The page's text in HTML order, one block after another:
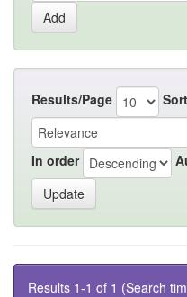
Results/Page
In order
Results 1-1 of 1 (Search